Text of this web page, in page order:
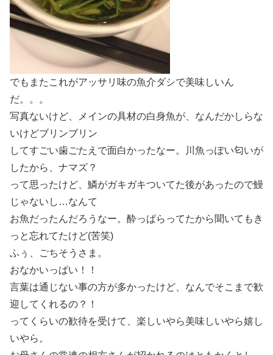
でもまたこれがアッサリ味の魚介ダシで美味しいん
だ。。。
写真ないけど、メインの具材の白身魚が、なんだかしらな
いけどブリンブリン
してすごい歯ごたえで面白かったなー。川魚っぽい匂いが
したから、ナマズ？
って思ったけど、鱗がガキガキついてた後があったので鰻
じゃないし…なんて
お魚だったんだろうなー。酔っぱらってたから聞いてもき
っと忘れてたけど(苦笑)
ふぅ、ごちそうさま。
おなかいっぱい！！
言葉は通じない事の方が多かったけど、なんでそこまで歓
迎してくれるの？！
ってくらいの歓待を受けて、楽しいやら美味しいやら嬉し
いやら。